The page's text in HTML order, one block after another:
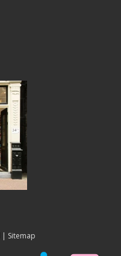
| Sitemap